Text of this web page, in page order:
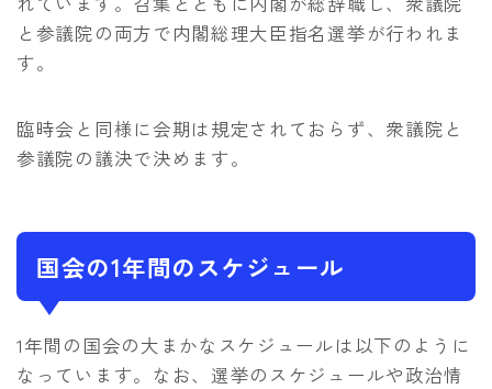
と参議院の両方で内閣総理大臣指名選挙が行われま
す。
臨時会と同様に会期は規定されておらず、衆議院と
参議院の議決で決めます。
国会の1年間のスケジュール
1年間の国会の大まかなスケジュールは以下のように
なっています。なお、選挙のスケジュールや政治情